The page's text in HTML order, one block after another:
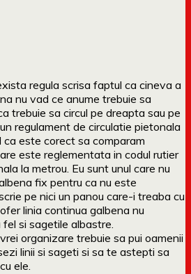
regula scrisa faptul ca cineva a
nu vad ce anume trebuie sa
trebuie sa circul pe dreapta sau pe
regulament de circulatie pietonala
ca este corect sa comparam
este reglementata in codul rutier
la metrou. Eu sunt unul care nu
fix pentru ca nu este
pe nici un panou care-i treaba cu
linia continua galbena nu
fel si sagetile albastre.
organizare trebuie sa pui oamenii
linii si sageti si sa te astepti sa
ele.